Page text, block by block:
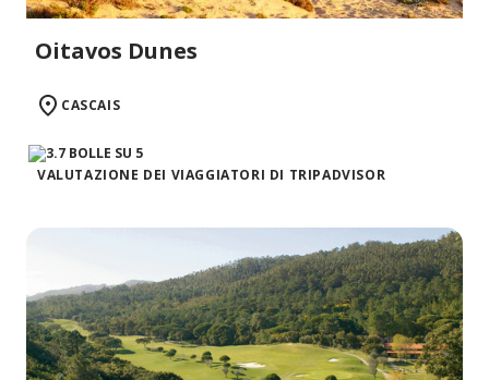
Oitavos Dunes
CASCAIS
VALUTAZIONE DEI VIAGGIATORI DI TRIPADVISOR